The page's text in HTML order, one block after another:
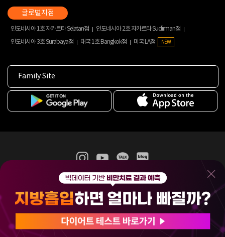
인도네시아 1호 자카르타 Selatan점
인도네시아 2호 자카르타 Sudirman점
인도네시아 3호 Surabaya점
태국 1호 Bangkok점 미국 LA점 NEW
Family Site
365mc 병·의원 이용약관
홈페이지 이용약관
비급여진료수가
(주)365mcㅣ서울특별시 서초구 서초대로52길 7, 3~4층(서초동, 제일빌딩)
120-87-04354ㅣ김남철
COPYRIGHT(C) 2025 365mc. ALL RIGHTS RESERVED.